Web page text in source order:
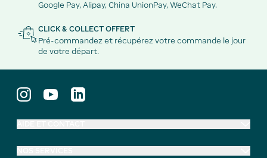
Google Pay, Alipay, China UnionPay, WeChat Pay.
CLICK & COLLECT OFFERT
Pré-commandez et récupérez votre commande le jour
de votre départ.